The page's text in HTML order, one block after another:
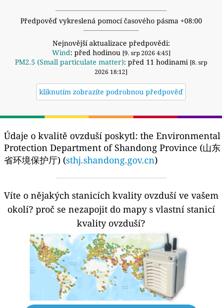
Předpověď vykreslená pomocí časového pásma +08:00
Nejnovější aktualizace předpovědi:
Wind: před hodinou [9. srp 2026 4:45]
PM2.5 (Small particulate matter): před 11 hodinami [8. srp
2026 18:12]
kliknutím zobrazíte podrobnou předpověď
Údaje o kvalitě ovzduší poskytl: the Environmental
Protection Department of Shandong Province (山东
省环境保护厅) (sthj.shandong.gov.cn)
Víte o nějakých stanicích kvality ovzduší ve vašem
okolí? proč se nezapojit do mapy s vlastní stanicí
kvality ovzduší?